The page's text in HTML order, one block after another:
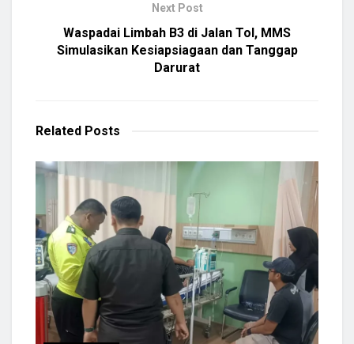
Next Post
Waspadai Limbah B3 di Jalan Tol, MMS
Simulasikan Kesiapsiagaan dan Tanggap
Darurat
Related Posts